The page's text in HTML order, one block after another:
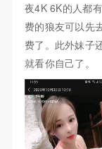
夜4K 6K的人都
费的狼友可以先
费了。此外妹子
就看你自己了。